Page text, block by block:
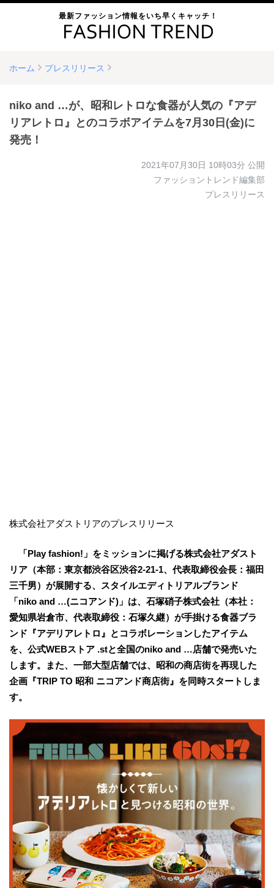
最新ファッション情報をいち早くキャッチ！
ホーム プレスリリース
niko and …が、昭和レトロな食器が人気の『アデ
リアレトロ』とのコラボアイテムを7月30日(金)に
発売！
2021年07月30日 10時03分 公開
ファッショントレンド編集部
プレスリリース
株式会社アダストリアのプレスリリース
「Play fashion!」をミッションに掲げる株式会社アダスト
リア（本部：東京都渋谷区渋谷2-21-1、代表取締役会長：福田
三千男）が展開する、スタイルエディトリアルブランド
「niko and …(ニコアンド)」は、石塚硝子株式会社（本社：
愛知県岩倉市、代表取締役：石塚久継）が手掛ける食器ブラ
ンド『アデリアレトロ』とコラボレーションしたアイテム
を、公式WEBストア .stと全国のniko and …店舗で発売いた
します。また、一部大型店舗では、昭和の商店街を再現した
企画『TRIP TO 昭和 ニコアンド商店街』を同時スタートしま
す。